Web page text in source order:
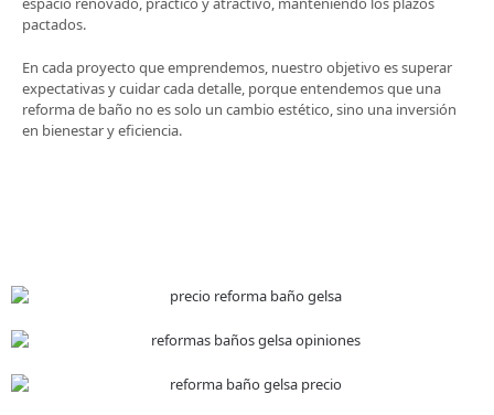
pactados.
En cada proyecto que emprendemos, nuestro objetivo es superar
expectativas y cuidar cada detalle, porque entendemos que una
reforma de baño no es solo un cambio estético, sino una inversión
en bienestar y eficiencia.